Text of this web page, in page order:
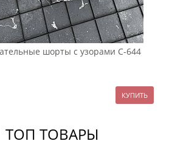
шорты с узорами С-644
ТОП ТОВАРЫ